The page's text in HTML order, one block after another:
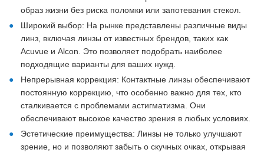
образ жизни без риска поломки или запотевания стекол.
Широкий выбор: На рынке представлены различные виды
линз, включая линзы от известных брендов, таких как
Acuvue и Alcon. Это позволяет подобрать наиболее
подходящие варианты для ваших нужд.
Непрерывная коррекция: Контактные линзы обеспечивают
постоянную коррекцию, что особенно важно для тех, кто
сталкивается с проблемами астигматизма. Они
обеспечивают высокое качество зрения в любых условиях.
Эстетические преимущества: Линзы не только улучшают
зрение, но и позволяют забыть о скучных очках, открывая